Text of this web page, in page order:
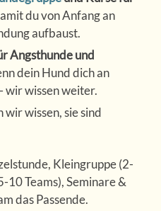
du von Anfang an
aufbaust.
Angsthunde und
dein Hund dich an
wir wissen weiter.
wir wissen, sie sind
Kleingruppe (2-
10 Teams), Seminare &
das Passende.